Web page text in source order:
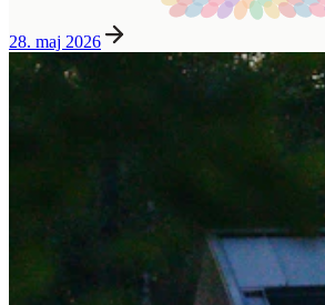
28. maj 2026